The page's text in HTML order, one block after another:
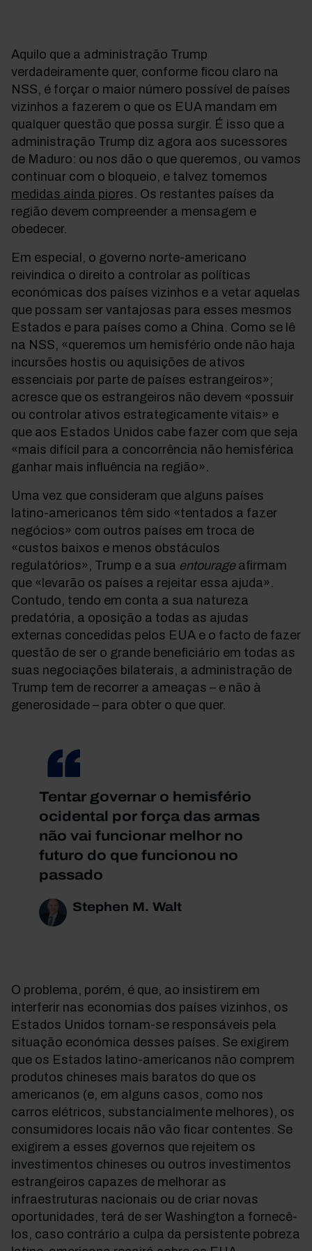
Aquilo que a administração Trump
verdadeiramente quer, conforme ficou claro na
NSS, é forçar o maior número possível de países
vizinhos a fazerem o que os EUA mandam em
qualquer questão que possa surgir. É isso que a
administração Trump diz agora aos sucessores
de Maduro: ou nos dão o que queremos, ou vamos
continuar com o bloqueio, e talvez tomemos
medidas ainda piores. Os restantes países da
região devem compreender a mensagem e
obedecer.
Em especial, o governo norte-americano
reivindica o direito a controlar as políticas
económicas dos países vizinhos e a vetar aquelas
que possam ser vantajosas para esses mesmos
Estados e para países como a China. Como se lê
na NSS, «queremos um hemisfério onde não haja
incursões hostis ou aquisições de ativos
essenciais por parte de países estrangeiros»;
acresce que os estrangeiros não devem «possuir
ou controlar ativos estrategicamente vitais» e
que aos Estados Unidos cabe fazer com que seja
«mais difícil para a concorrência não hemisférica
ganhar mais influência na região».
Uma vez que consideram que alguns países
latino-americanos têm sido «tentados a fazer
negócios» com outros países em troca de
«custos baixos e menos obstáculos
regulatórios», Trump e a sua entourageafirmam
que «levarão os países a rejeitar essa ajuda».
Contudo, tendo em conta a sua natureza
predatória, a oposição a todas as ajudas
externas concedidas pelos EUA e o facto de fazer
questão de ser o grande beneficiário em todas as
suas negociações bilaterais, a administração de
Trump tem de recorrer a ameaças – e não à
generosidade – para obter o que quer.
Tentar governar o hemisfério
ocidental por força das armas
não vai funcionar melhor no
futuro do que funcionou no
passado
Stephen M. Walt
O problema, porém, é que, ao insistirem em
interferir nas economias dos países vizinhos, os
Estados Unidos tornam-se responsáveis pela
situação económica desses países. Se exigirem
que os Estados latino-americanos não comprem
produtos chineses mais baratos do que os
americanos (e, em alguns casos, como nos
carros elétricos, substancialmente melhores), os
consumidores locais não vão ficar contentes. Se
exigirem a esses governos que rejeitem os
investimentos chineses ou outros investimentos
estrangeiros capazes de melhorar as
infraestruturas nacionais ou de criar novas
oportunidades, terá de ser Washington a fornecê-
los, caso contrário a culpa da persistente pobreza